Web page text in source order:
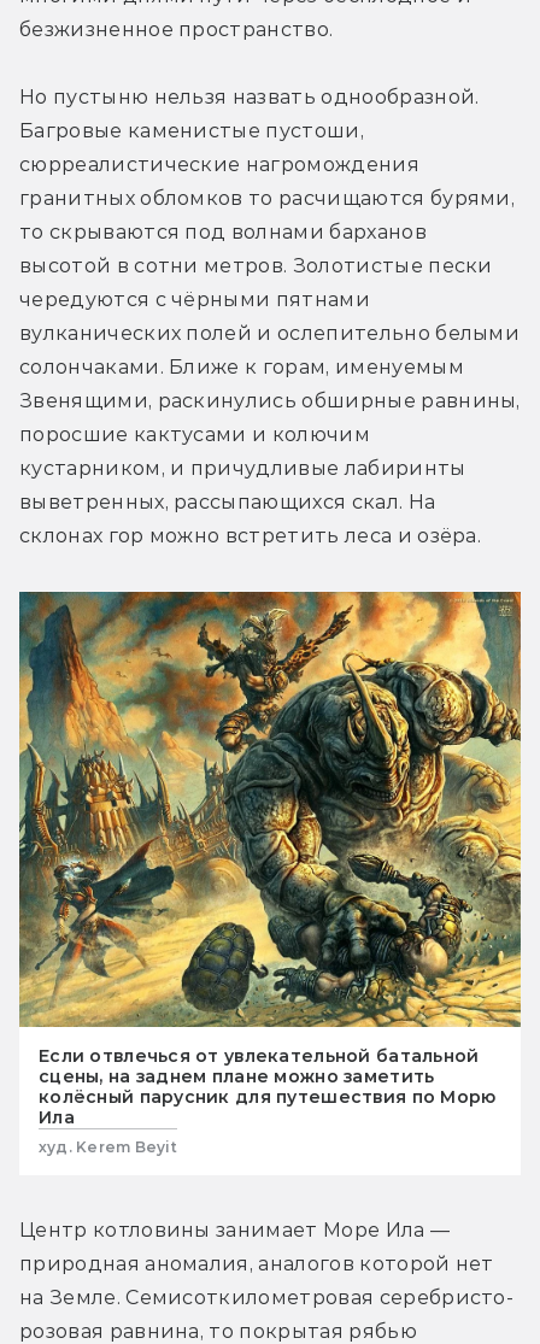
безжизненное пространство.
Но пустыню нельзя назвать однообразной.
Багровые каменистые пустоши,
сюрреалистические нагромождения
гранитных обломков то расчищаются бурями,
то скрываются под волнами барханов
высотой в сотни метров. Золотистые пески
чередуются с чёрными пятнами
вулканических полей и ослепительно белыми
солончаками. Ближе к горам, именуемым
Звенящими, раскинулись обширные равнины,
поросшие кактусами и колючим
кустарником, и причудливые лабиринты
выветренных, рассыпающихся скал. На
склонах гор можно встретить леса и озёра.
Если отвлечься от увлекательной батальной
сцены, на заднем плане можно заметить
колёсный парусник для путешествия по Морю
Ила
худ. Kerem Beyit
Центр котловины занимает Море Ила —
природная аномалия, аналогов которой нет
на Земле. Семисоткилометровая серебристо-
розовая равнина, то покрытая рябью